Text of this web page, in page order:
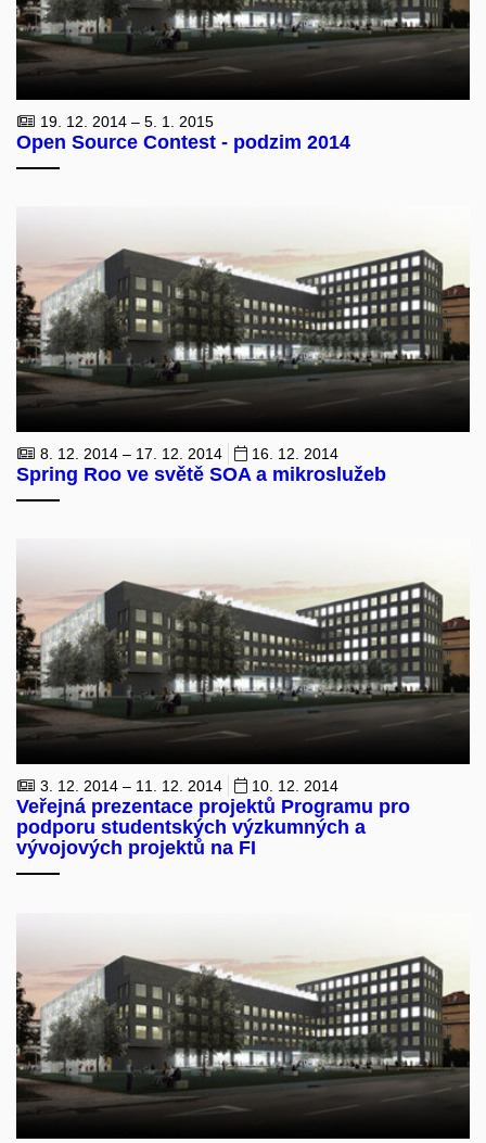
19. 12. 2014 – 5. 1. 2015
Open Source Contest - podzim 2014
8. 12. 2014 – 17. 12. 2014 16. 12. 2014
Spring Roo ve světě SOA a mikroslužeb
3. 12. 2014 – 11. 12. 2014 10. 12. 2014
Veřejná prezentace projektů Programu pro
podporu studentských výzkumných a
vývojových projektů na FI